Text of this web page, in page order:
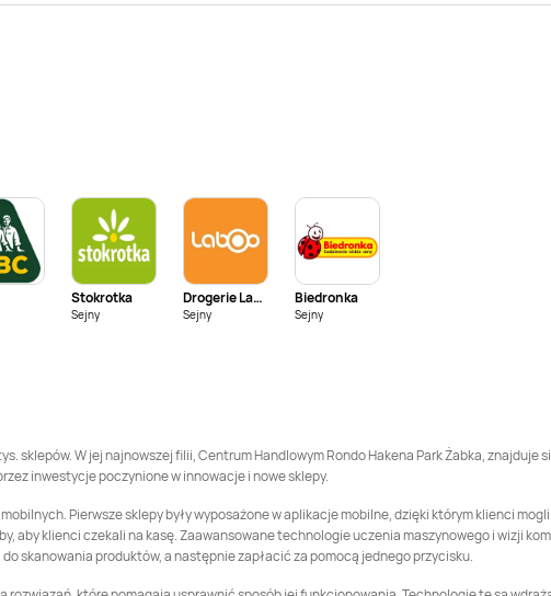
ŻabkaBlachownia ŻabkaBlizne
Łaszczyńskiego
Żabka Bochnia Żabka
ŻabkaBrzoza ŻabkaBrzozów
Stokrotka
Sejny
Drogerie Laboo
Sejny
Biedronka
Sejny
sklepów. W jej najnowszej filii, Centrum Handlowym Rondo Hakena Park Żabka, znajduje
inwestycje poczynione w innowacje i nowe sklepy.
Pierwsze sklepy były wyposażone w aplikacje mobilne, dzięki którym klienci
aby klienci czekali na kasę. Zaawansowane technologie uczenia maszynowego i wizji
skanowania produktów, a następnie zapłacić za pomocą jednego przycisku.